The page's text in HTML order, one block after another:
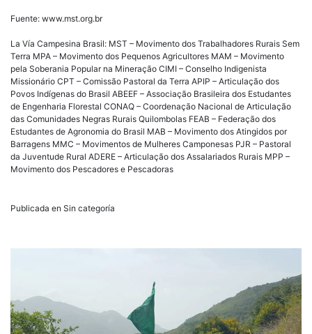
Fuente: www.mst.org.br
La Vía Campesina Brasil: MST – Movimento dos Trabalhadores Rurais Sem
Terra MPA – Movimento dos Pequenos Agricultores MAM – Movimento
pela Soberania Popular na Mineração CIMI – Conselho Indigenista
Missionário CPT – Comissão Pastoral da Terra APIP – Articulação dos
Povos Indígenas do Brasil ABEEF – Associação Brasileira dos Estudantes
de Engenharia Florestal CONAQ – Coordenação Nacional de Articulação
das Comunidades Negras Rurais Quilombolas FEAB – Federação dos
Estudantes de Agronomia do Brasil MAB – Movimento dos Atingidos por
Barragens MMC – Movimentos de Mulheres Camponesas PJR – Pastoral
da Juventude Rural ADERE – Articulação dos Assalariados Rurais MPP –
Movimento dos Pescadores e Pescadoras
Publicada en Sin categoría